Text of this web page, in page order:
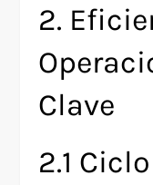
2.
Clave
2.1